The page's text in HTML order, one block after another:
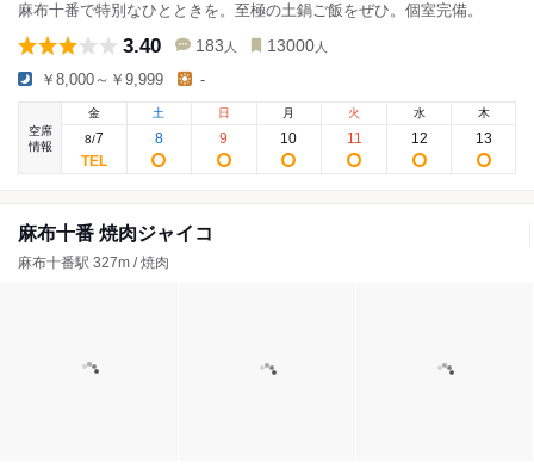
麻布十番で特別なひとときを。至極の土鍋ご飯をぜひ。個室完備。
3.40 183 人 13000 人
￥8,000～￥9,999 -
空席
情報
金
8/7
土
8
日
9
月
10
火
11
水
12
木
13
麻布十番 焼肉ジャイコ
麻布十番駅 327m / 焼肉